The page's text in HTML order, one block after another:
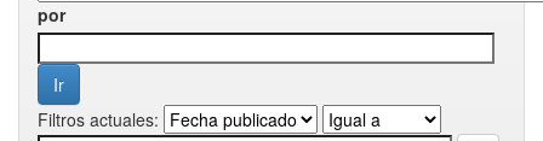
por
Filtros actuales: